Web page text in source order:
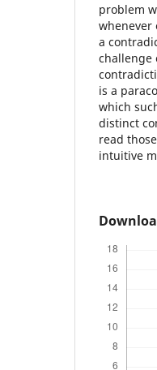
problem
whenever
a
challenge
is a
which
distinct
read
intuitive